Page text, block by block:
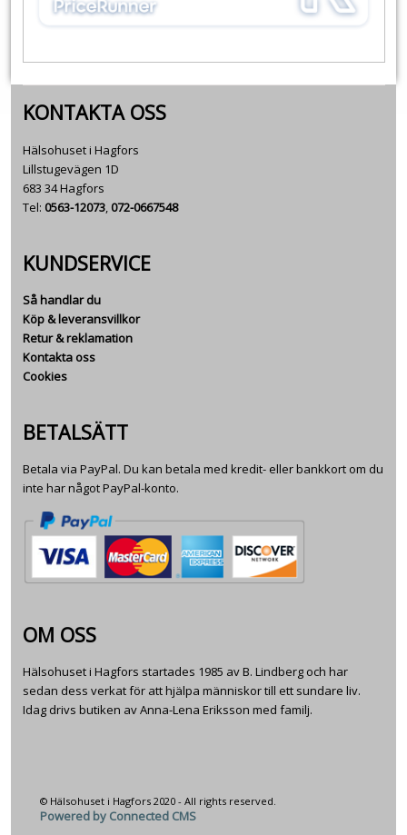
KONTAKTA OSS
Hälsohuset i Hagfors
Lillstugevägen 1D
683 34 Hagfors
Tel: 0563-12073,072-0667548
KUNDSERVICE
Så handlar du
Köp & leveransvillkor
Retur & reklamation
Kontakta oss
Cookies
BETALSÄTT
Betala via PayPal. Du kan betala med kredit- eller bankkort om du
inte har något PayPal-konto.
OM OSS
Hälsohuset i Hagfors startades 1985 av B. Lindberg och har
sedan dess verkat för att hjälpa människor till ett sundare liv.
Idag drivs butiken av Anna-Lena Eriksson med familj.
© Hälsohuset i Hagfors 2020 - All rights reserved.
Powered by Connected CMS